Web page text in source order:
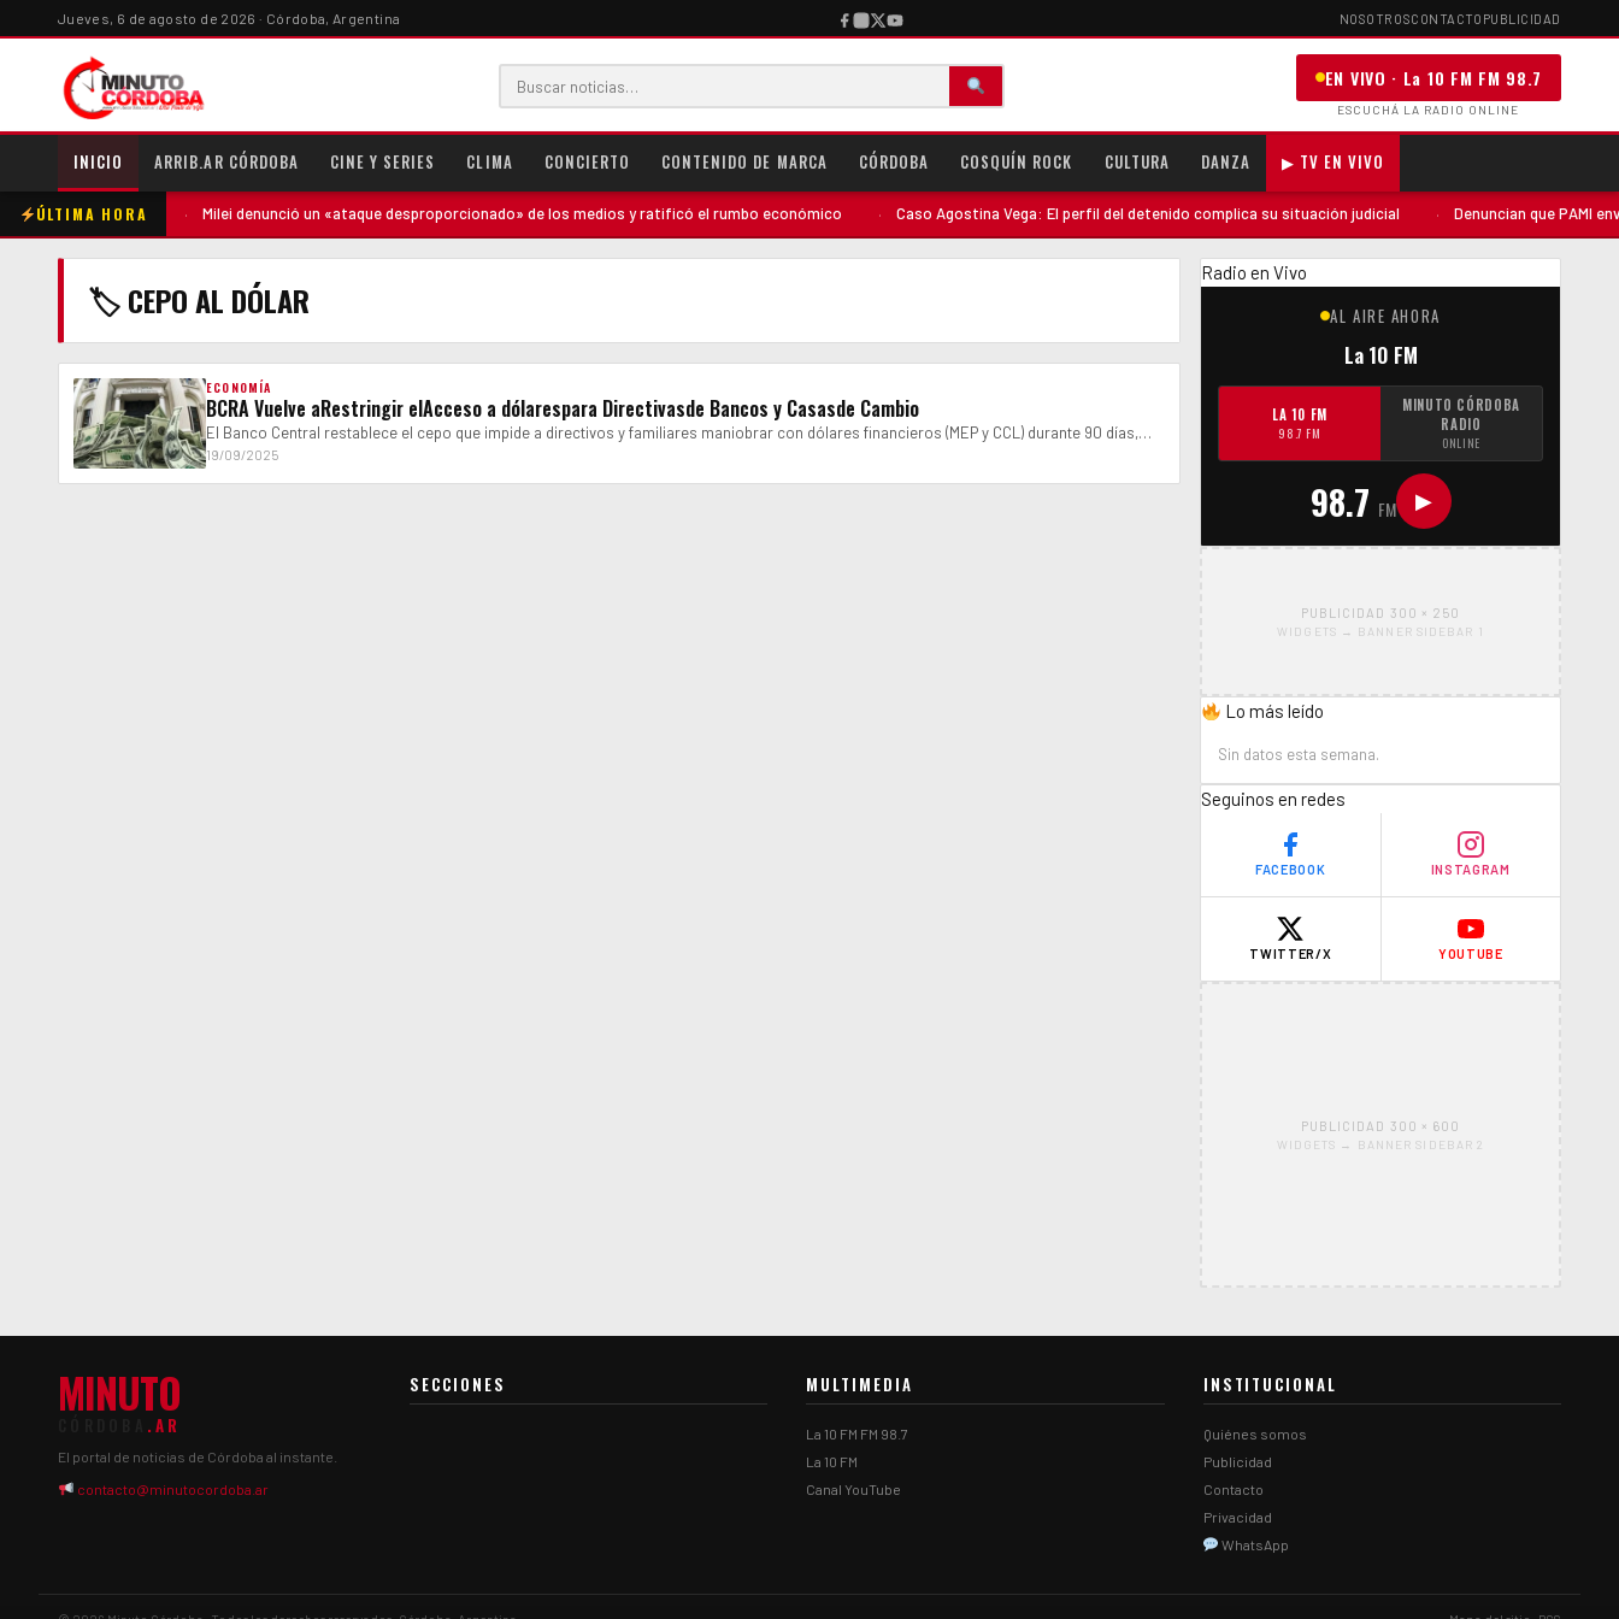
Jueves, 6 de agosto de 2026 · Córdoba, Argentina NOSOTROSCONTACTO PUBLICIDAD
EN VIVO · La 10 FM FM 98.7
ESCUCHÁ LA RADIO ONLINE
INICIO ARRIB.AR CÓRDOBA CINE Y SERIES CLIMA CONCIERTO CONTENIDO DE MARCA CÓRDOBA COSQUÍN ROCK CULTURA DANZA ▶ TV EN VIVO
ÚLTIMA HORA
contra la madre Milei denunció un «ataque desproporcionado» de los medios y ratificó el rumbo económico Caso Agostina Vega: El perfil del detenido complica su situación judicial Denuncian que PAMI
🏷 CEPO AL DÓLAR
ECONOMÍA
BCRA Vuelve aRestringir elAcceso a dólarespara Directivasde Bancos y Casasde Cambio
El Banco Central restablece el cepo que impide a directivos y familiares maniobrar con dólares financieros (MEP y CCL) durante 90 días,…
19/09/2025
Radio en Vivo
AL AIRE AHORA
La 10 FM
LA 10 FM
98.7 FM
MINUTO CÓRDOBA
RADIO
ONLINE
98.7 FM ▶
PUBLICIDAD 300 × 250
WIDGETS → BANNER SIDEBAR 1
Lo más leído
Sin datos esta semana.
Seguinos en redes
FACEBOOK INSTAGRAM
TWITTER/X YOUTUBE
PUBLICIDAD 300 × 600
WIDGETS → BANNER SIDEBAR 2
MINUTO
.AR
El portal de noticias de Córdoba al instante.
contacto@minutocordoba.ar
SECCIONES MULTIMEDIA
La 10 FM FM 98.7
La 10 FM
Canal YouTube
INSTITUCIONAL
Quiénes somos
Publicidad
Contacto
Privacidad
WhatsApp